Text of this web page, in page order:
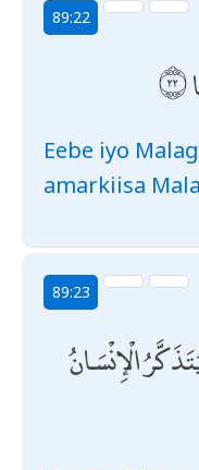
89:22
Eebe iyo
amarkiisa
89:23
الْإِنْسَانُ